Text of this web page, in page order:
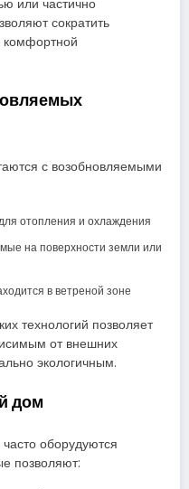
или частично
сократить
комфортной
с возобновляемыми
отопления и охлаждения
на поверхности земли или
в ветреной зоне
технологий позволяет
от внешних
экологичным.
дом
оборудуются
позволяют: